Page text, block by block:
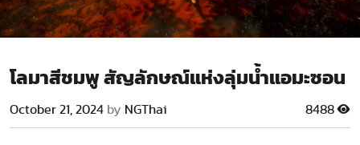
โลมาสีชมพู สัญลักษณ์แห่งลุ่มน้ำแอมะซอน
October 21, 2024 by NGThai 8488